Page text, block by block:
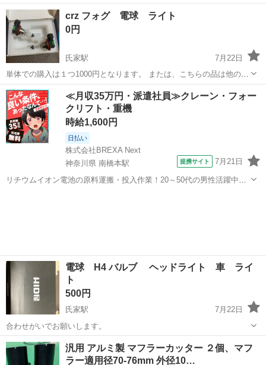
品を購入される場合に、一点だけお譲りすることもできます。 他でも
出品してますので、取引中になくなる場合もあります。おまけ程度に
お考えください。 ・説明 ...
栃木 さくら市 氏家駅 外装、車外用品
crz フォグ 電球 ライト
0円
氏家駅
7月22日
単体での購入は１つ1000円となります。 または、こちらの品は他の商
品を購入される場合に、一点だけお譲りすることもできます。 他でも
出品してますので、取引中になくなる場合もあります。おまけ程度に
お考えください。 ・説明 ...
栃木 さくら市 氏家駅 外装、車外用品
≪月収35万円・派遣社員≫クレーン・フォー
クリフト・重機
時給1,600円
日払い
株式会社BREXA Next
神奈川県 南橋本駅
提携サイト 7月21日
リチウムイオン電池の原料運搬・投入作業！20～50代の男性活躍中★
電球 H4 バルブ ヘッドライト 車 ライ
ト
500円
氏家駅
7月22日
合わせがいでお願いします。
栃木 さくら市 外装、車外用品 ヘッドライト
汎用 アルミ製 マフラーカッター ２個、マフ
ラー適用径70-76mm 外径10…